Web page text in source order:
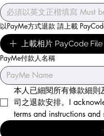
以PayMe方式退款 請上載
上載相片 PayCode
PayMe付款人名稱
本人已細閱所有條款細
司之退款安排。I
terms and instructions